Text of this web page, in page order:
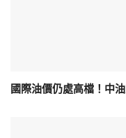
國際油價仍處高檔！中